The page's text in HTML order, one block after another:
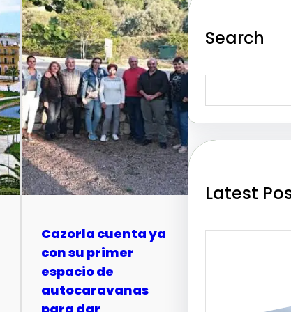
Cazorla cuenta ya
con su primer
espacio de
autocaravanas
Search
a
h
Latest